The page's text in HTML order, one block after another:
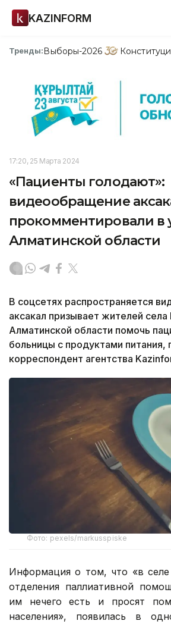
KAZINFORM
Тренды:Выборы-2026
17:20, 25 Марта 2024
«Пациенты голодают»:
видеообращение
прокомментировали в
Алматинской области
В соцсетях распространяется
аксакал призывает жителей
Алматинской области помочь
больницы с продуктами питания,
корреспондент агентства
Фото: pexels/markusspiske
Информация о том, что «в
отделения паллиативной
им нечего есть и просят
населения», появилась в